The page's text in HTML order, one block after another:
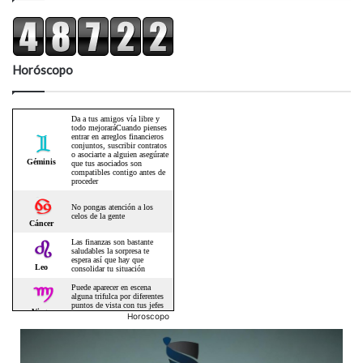
Horóscopo
Horoscopo